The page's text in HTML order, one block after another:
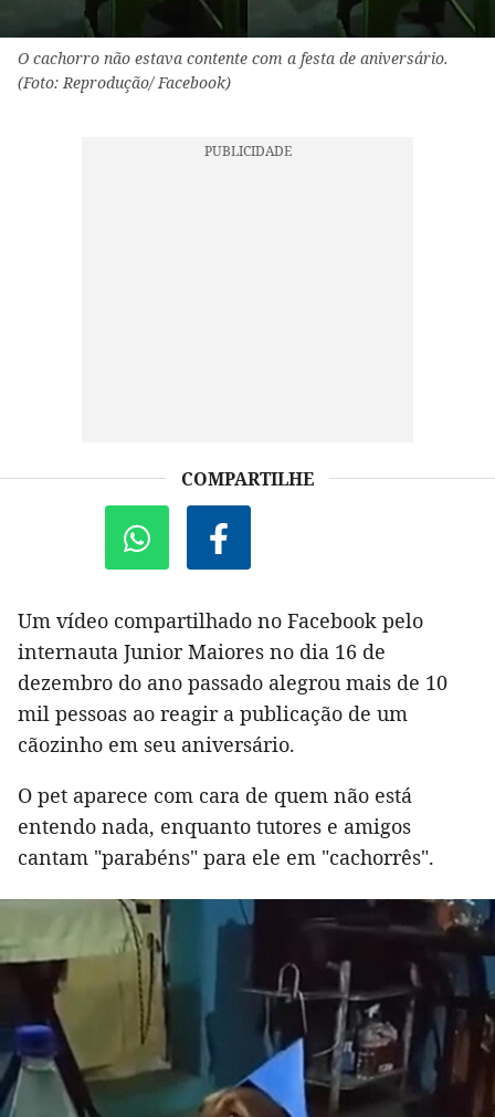
O cachorro não estava contente com a festa de aniversário.
(Foto: Reprodução/ Facebook)
COMPARTILHE
Um vídeo compartilhado no Facebook pelo
internauta Junior Maiores no dia 16 de
dezembro do ano passado alegrou mais de 10
mil pessoas ao reagir a publicação de um
cãozinho em seu aniversário.
O pet aparece com cara de quem não está
entendo nada, enquanto tutores e amigos
cantam "parabéns" para ele em "cachorrês".